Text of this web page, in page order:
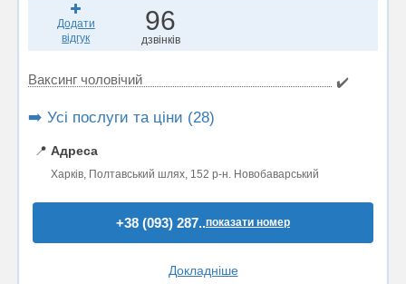
Додати
відгук
96
дзвінків
Ваксинг чоловічий ✔️
➡️ Усі послуги та ціни (28)
📍 Адреса
Харків, Полтавський шлях, 152 р-н. Новобаварський
+38 (093) 287..показати номер
Докладніше